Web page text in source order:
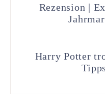
Rezension |
Harry Potter